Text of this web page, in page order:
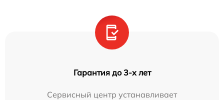
Гарантия до 3-х лет
Сервисный центр устанавливает